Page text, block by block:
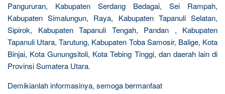
Pangururan, Kabupaten Serdang Bedagai, Sei Rampah,
Kabupaten Simalungun, Raya, Kabupaten Tapanuli Selatan,
Sipirok, Kabupaten Tapanuli Tengah, Pandan , Kabupaten
Tapanuli Utara, Tarutung, Kabupaten Toba Samosir, Balige, Kota
Binjai, Kota Gunungsitoli, Kota Tebing Tinggi, dan daerah lain di
Provinsi Sumatera Utara.
Demikianlah informasinya, semoga bermanfaat